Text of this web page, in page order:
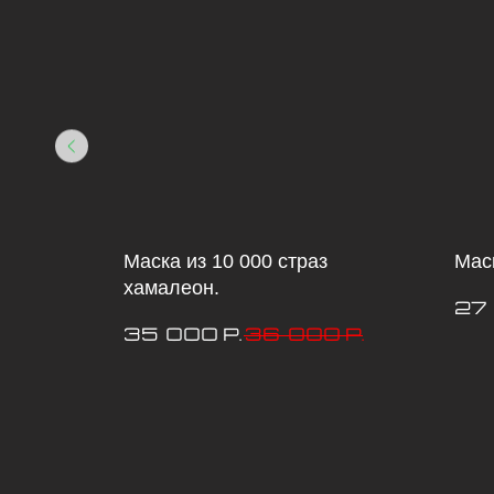
Маска из 10 000 страз
хамалеон.
35 000 р. 36 000 р.
27